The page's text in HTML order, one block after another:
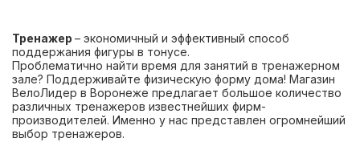
Тренажер – экономичный и эффективный способ
поддержания фигуры в тонусе.
Проблематично найти время для занятий в тренажерном
зале? Поддерживайте физическую форму дома! Магазин
ВелоЛидер в Воронеже предлагает большое количество
различных тренажеров известнейших фирм-
производителей. Именно у нас представлен огромнейший
выбор тренажеров.